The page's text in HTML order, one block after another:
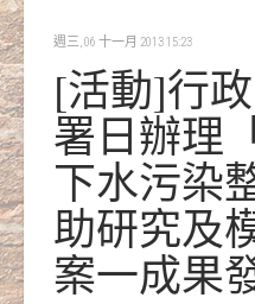
週三, 06 十一月 2013 15:23
[活動]行
署日辦理
下水污染
助研究及
案一成果